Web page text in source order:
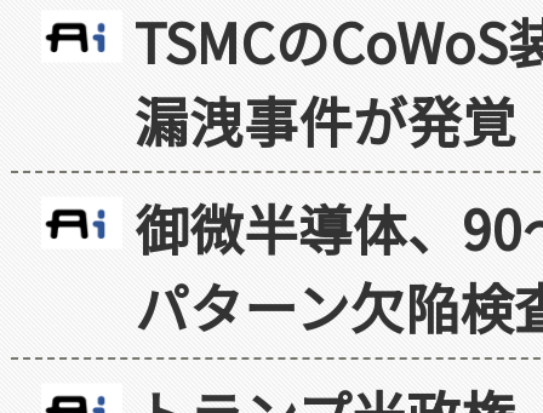
TSMCの
漏洩事件が発覚
御微半導体、
パターン欠陥検